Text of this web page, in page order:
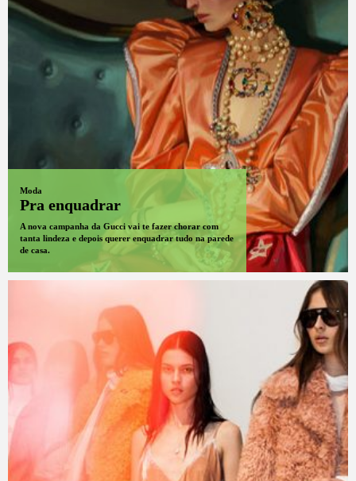
Moda
Pra enquadrar
A nova campanha da Gucci vai te fazer chorar com
tanta lindeza e depois querer enquadrar tudo na parede
de casa.